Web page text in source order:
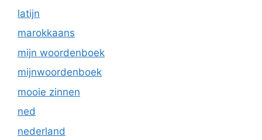
latijn
marokkaans
mijn woordenboek
mijnwoordenboek
mooie zinnen
ned
nederland